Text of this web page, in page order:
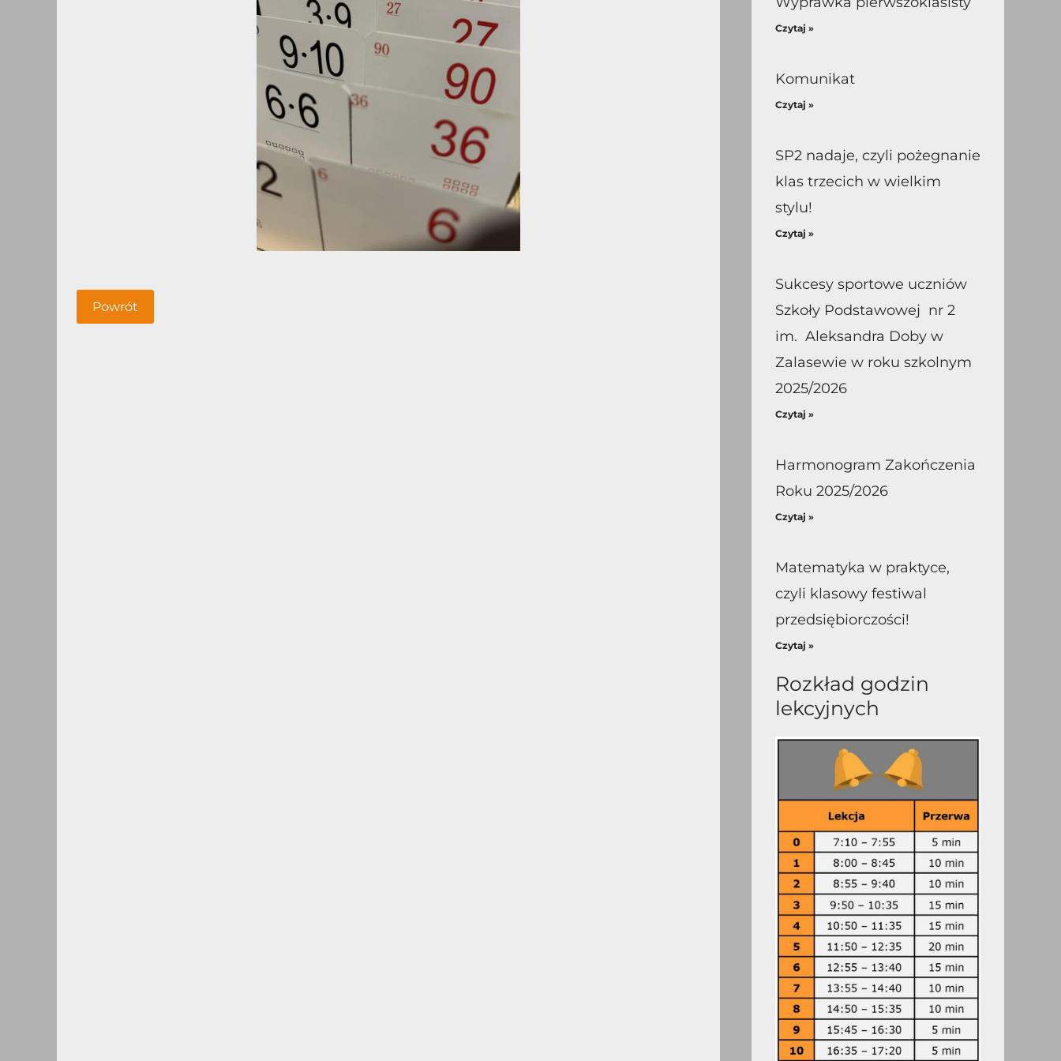
Powrót
Czytaj »
Komunikat
Czytaj »
SP2 nadaje, czyli pożegnanie
klas trzecich w wielkim
stylu!
Czytaj »
Sukcesy sportowe uczniów
Szkoły Podstawowej nr 2
im. Aleksandra Doby w
Zalasewie w roku szkolnym
2025/2026
Czytaj »
Harmonogram Zakończenia
Roku 2025/2026
Czytaj »
Matematyka w praktyce,
czyli klasowy festiwal
przedsiębiorczości!
Czytaj »
Rozkład godzin
lekcyjnych